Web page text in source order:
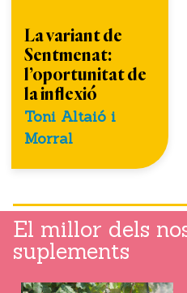
La variant de
Sentmenat:
l’oportunitat de
la inflexió
Toni Altaió i
Morral
El millor dels
suplements